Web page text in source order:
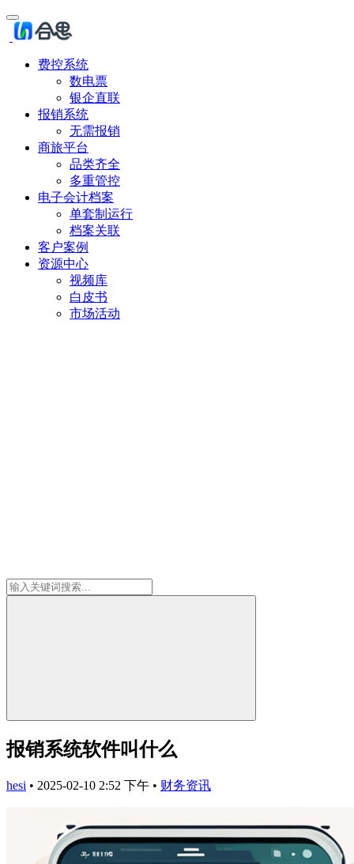
费控系统
数电票
银企直联
报销系统
无需报销
商旅平台
品类齐全
多重管控
电子会计档案
单套制运行
档案关联
客户案例
资源中心
视频库
白皮书
市场活动
报销系统软件叫什么
hesi • 2025-02-10 2:52 下午 • 财务资讯